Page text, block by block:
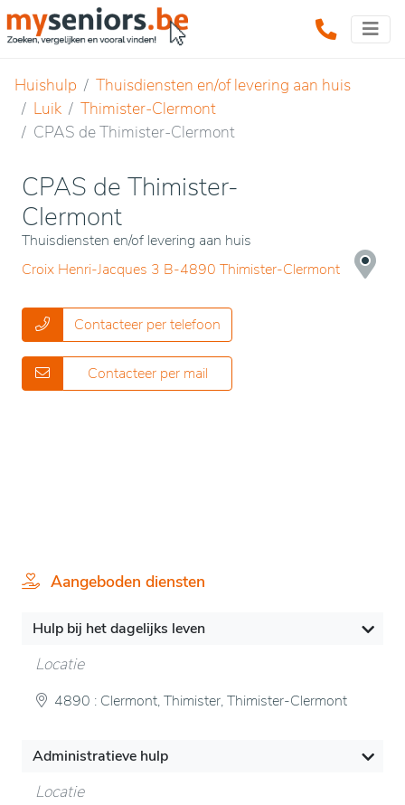
Huishulp
Thuisdiensten en/of levering aan huis
Luik
Thimister-Clermont
CPAS de Thimister-Clermont
CPAS de Thimister-
Clermont
Thuisdiensten en/of levering aan huis
Croix Henri-Jacques 3 B-4890 Thimister-Clermont
Contacteer per telefoon
Contacteer per mail
Aangeboden diensten
Hulp bij het dagelijks leven
Locatie
4890 : Clermont, Thimister, Thimister-Clermont
Administratieve hulp
Locatie